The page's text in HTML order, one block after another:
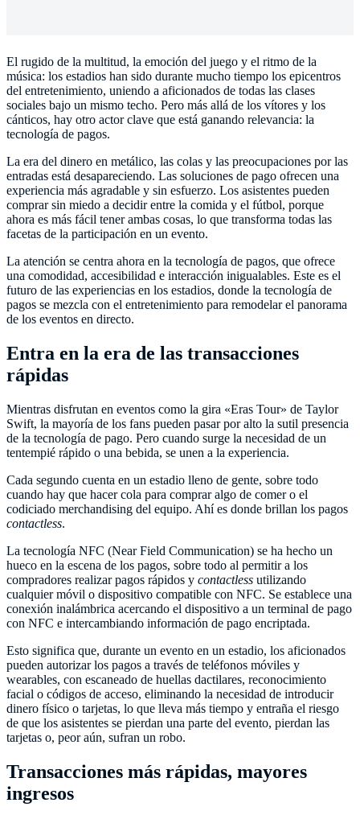
El rugido de la multitud, la emoción del juego y el ritmo de la
música: los estadios han sido durante mucho tiempo los epicentros
del entretenimiento, uniendo a aficionados de todas las clases
sociales bajo un mismo techo. Pero más allá de los vítores y los
cánticos, hay otro actor clave que está ganando relevancia: la
tecnología de pagos.
La era del dinero en metálico, las colas y las preocupaciones por las
entradas está desapareciendo. Las soluciones de pago ofrecen una
experiencia más agradable y sin esfuerzo. Los asistentes pueden
comprar sin miedo a decidir entre la comida y el fútbol, porque
ahora es más fácil tener ambas cosas, lo que transforma todas las
facetas de la participación en un evento.
La atención se centra ahora en la tecnología de pagos, que ofrece
una comodidad, accesibilidad e interacción inigualables. Este es el
futuro de las experiencias en los estadios, donde la tecnología de
pagos se mezcla con el entretenimiento para remodelar el panorama
de los eventos en directo.
Entra en la era de las transacciones
rápidas
Mientras disfrutan en eventos como la gira «Eras Tour» de Taylor
Swift, la mayoría de los fans pueden pasar por alto la sutil presencia
de la tecnología de pago. Pero cuando surge la necesidad de un
tentempié rápido o una bebida, se unen a la experiencia.
Cada segundo cuenta en un estadio lleno de gente, sobre todo
cuando hay que hacer cola para comprar algo de comer o el
codiciado merchandising del equipo. Ahí es donde brillan los pagos
contactless.
La tecnología NFC (Near Field Communication) se ha hecho un
hueco en la escena de los pagos, sobre todo al permitir a los
compradores realizar pagos rápidos y contactless utilizando
cualquier móvil o dispositivo compatible con NFC. Se establece una
conexión inalámbrica acercando el dispositivo a un terminal de pago
con NFC e intercambiando información de pago encriptada.
Esto significa que, durante un evento en un estadio, los aficionados
pueden autorizar los pagos a través de teléfonos móviles y
wearables, con escaneado de huellas dactilares, reconocimiento
facial o códigos de acceso, eliminando la necesidad de introducir
dinero físico o tarjetas, lo que lleva más tiempo y entraña el riesgo
de que los asistentes se pierdan una parte del evento, pierdan las
tarjetas o, peor aún, sufran un robo.
Transacciones más rápidas, mayores
ingresos